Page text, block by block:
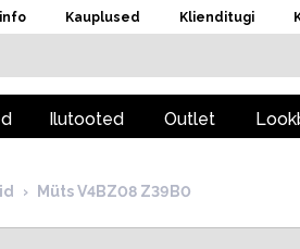
Kauplused Klienditugi
Ilutooted Outlet
› Müts V4BZ08 Z39B0